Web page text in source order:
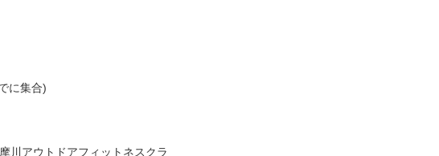
に集合)
川アウトドアフィットネスクラ